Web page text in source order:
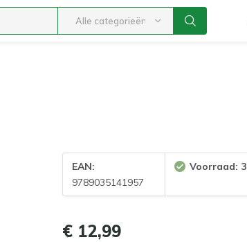
Alle categorieën
EAN:
9789035141957
Voorraad: 3
€ 12,99